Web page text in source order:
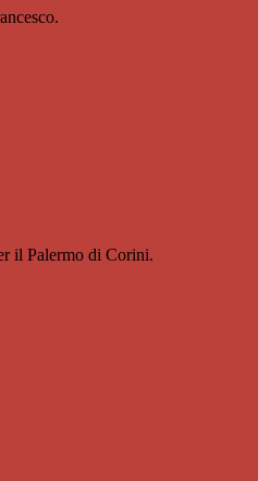
il Palermo di Corini.